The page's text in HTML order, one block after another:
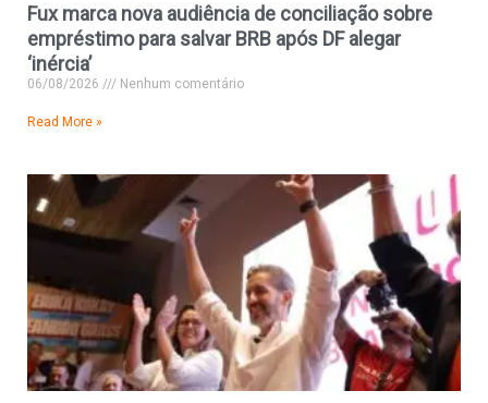
Fux marca nova audiência de conciliação sobre
empréstimo para salvar BRB após DF alegar
‘inércia’
06/08/2026 Nenhum comentário
Read More »